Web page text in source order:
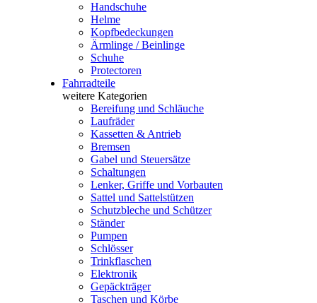
Handschuhe
Helme
Kopfbedeckungen
Ärmlinge / Beinlinge
Schuhe
Protectoren
Fahrradteile
weitere Kategorien
Bereifung und Schläuche
Laufräder
Kassetten & Antrieb
Bremsen
Gabel und Steuersätze
Schaltungen
Lenker, Griffe und Vorbauten
Sattel und Sattelstützen
Schutzbleche und Schützer
Ständer
Pumpen
Schlösser
Trinkflaschen
Elektronik
Gepäckträger
Taschen und Körbe